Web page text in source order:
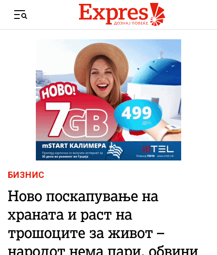
Menu
БИЗНИС
Ново поскапување на
храната и раст на
трошоците за живот –
народот нема пари, обвини